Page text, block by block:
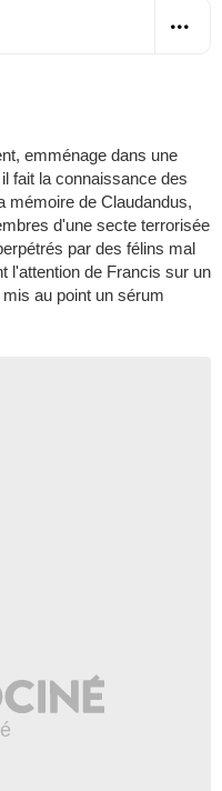
emménage dans une
fait la connaissance des
mémoire de Claudandus,
d'une secte terrorisée
par des félins mal
l'attention de Francis sur un
au point un sérum